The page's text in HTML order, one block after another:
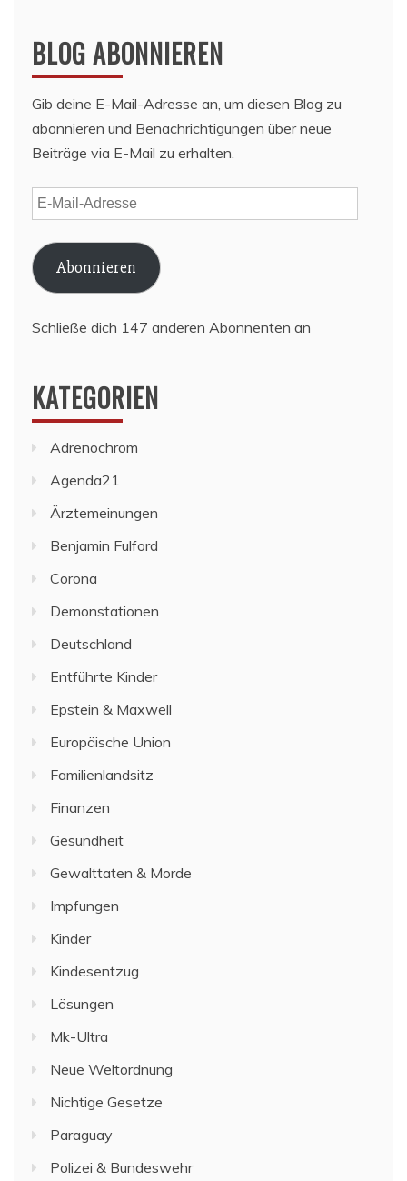
BLOG ABONNIEREN
Gib deine E-Mail-Adresse an, um diesen Blog zu
abonnieren und Benachrichtigungen über neue
Beiträge via E-Mail zu erhalten.
E-
Mail-
Adresse
Abonnieren
Schließe dich 147 anderen Abonnenten an
KATEGORIEN
Adrenochrom
Agenda21
Ärztemeinungen
Benjamin Fulford
Corona
Demonstationen
Deutschland
Entführte Kinder
Epstein & Maxwell
Europäische Union
Familienlandsitz
Finanzen
Gesundheit
Gewalttaten & Morde
Impfungen
Kinder
Kindesentzug
Lösungen
Mk-Ultra
Neue Weltordnung
Nichtige Gesetze
Paraguay
Polizei & Bundeswehr